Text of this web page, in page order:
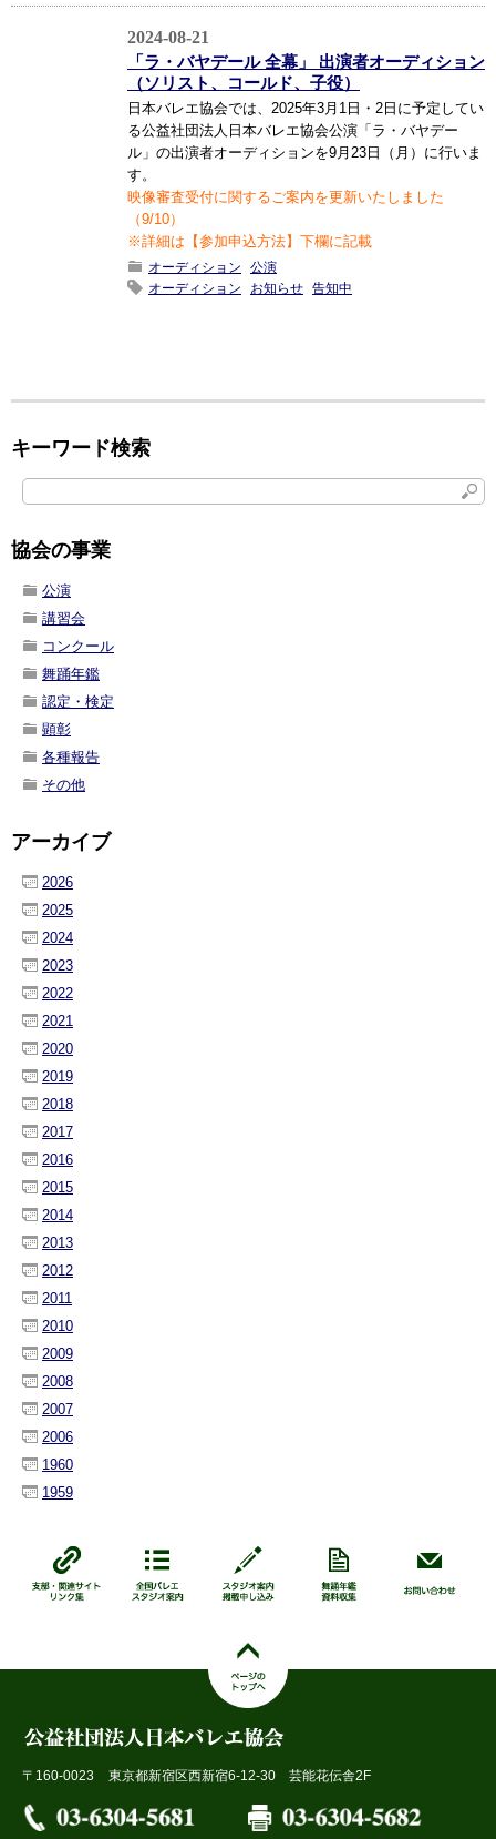
2024-08-21
「ラ・バヤデール 全幕」 出演者オーディション
（ソリスト、コールド、子役）
日本バレエ協会では、2025年3月1日・2日に予定してい
る公益社団法人日本バレエ協会公演「ラ・バヤデー
ル」の出演者オーディションを9月23日（月）に行いま
す。
映像審査受付に関するご案内を更新いたしました
（9/10）
※詳細は【参加申込方法】下欄に記載
オーディション
公演
オーディション
お知らせ 告知中
キーワード検索
協会の事業
公演
講習会
コンクール
舞踊年鑑
認定・検定
顕彰
各種報告
その他
アーカイブ
2026
2025
2024
2023
2022
2021
2020
2019
2018
2017
2016
2015
2014
2013
2012
2011
2010
2009
2008
2007
2006
1960
1959
〒160-0023 東京都新宿区西新宿6-12-30 芸能花伝舎2F